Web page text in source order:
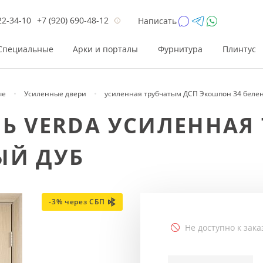
34-10 +7 (920) 690-48-12 Написать
до 26 200Р
от 26 200Рдо 42 000
до 17 800Р
от 17 800Рдо 33 300
Арки и порталы Фурнитура Плинтус
Усиленные двери усиленная трубчатым ДСП Экошпон 34
VERDA
ДУБ
-3% через СБП
Не доступно к